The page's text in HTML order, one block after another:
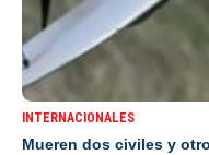
INTERNACIONALES
Mueren dos civiles y